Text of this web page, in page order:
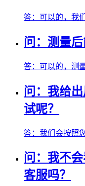
答： 可以的，我
问： 测量后
答： 可以的，测
问： 我给
试呢？
答： 我们会按照
问： 我不
客服吗？